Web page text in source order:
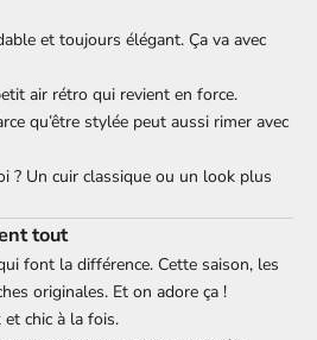
et toujours élégant. Ça va avec
air rétro qui revient en force.
qu’être stylée peut aussi rimer avec
? Un cuir classique ou un look plus
tout
font la différence. Cette saison, les
originales. Et on adore ça !
et chic à la fois.